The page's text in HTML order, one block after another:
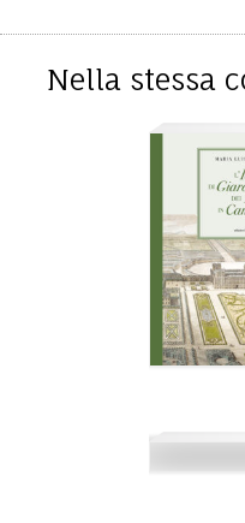
Nella stessa